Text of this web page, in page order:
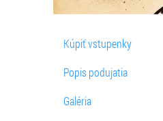
Kúpiť vstupenky
Popis podujatia
Galéria